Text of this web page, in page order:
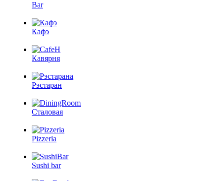
Bar
Кафэ
Кавярня
Рэстаран
Сталовая
Pizzeria
Sushi bar